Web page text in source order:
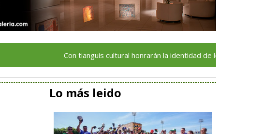
Con tianguis cultural honrarán la identidad de los pueblos indígenas
Lo más leido